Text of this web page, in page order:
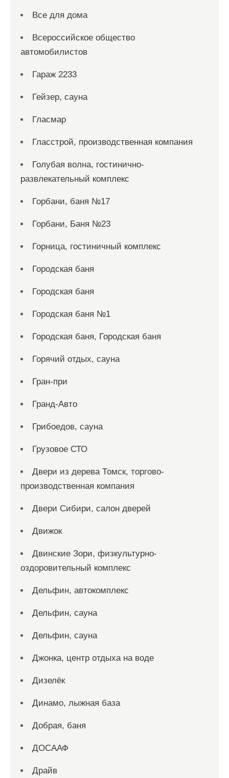
Все для дома
Всероссийское общество
автомобилистов
Гараж 2233
Гейзер, сауна
Гласмар
Гласстрой, производственная компания
Голубая волна, гостинично-
развлекательный комплекс
Горбани, баня №17
Горбани, Баня №23
Горница, гостиничный комплекс
Городская баня
Городская баня
Городская баня №1
Городская баня, Городская баня
Горячий отдых, сауна
Гран-при
Гранд-Авто
Грибоедов, сауна
Грузовое СТО
Двери из дерева Томск, торгово-
производственная компания
Двери Сибири, салон дверей
Движок
Двинские Зори, физкультурно-
оздоровительный комплекс
Дельфин, автокомплекс
Дельфин, сауна
Дельфин, сауна
Джонка, центр отдыха на воде
Дизелёк
Динамо, лыжная база
Добрая, баня
ДОСААФ
Драйв